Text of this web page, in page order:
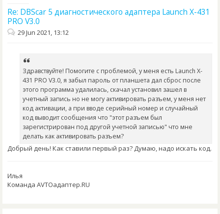
Re: DBScar 5 диагностического адаптера Launch X-431
PRO V3.0
29 Jun 2021, 13:12
Здравствуйте! Помогите с проблемой, у меня есть Launch X-
431 PRO V3.0, я забыл пароль от планшета дал сброс после
этого программа удалилась, скачал установил зашел в
учетный запись но не могу активировать разъем, у меня нет
код активации, а при вводе серийный номер и случайный
код выводит сообщения что "этот разъем был
зарегистрирован под другой учетной записью" что мне
делать как активировать разъем?
Добрый день! Как ставили первый раз? Думаю, надо искать код.
Илья
Команда AVTOадаптер.RU